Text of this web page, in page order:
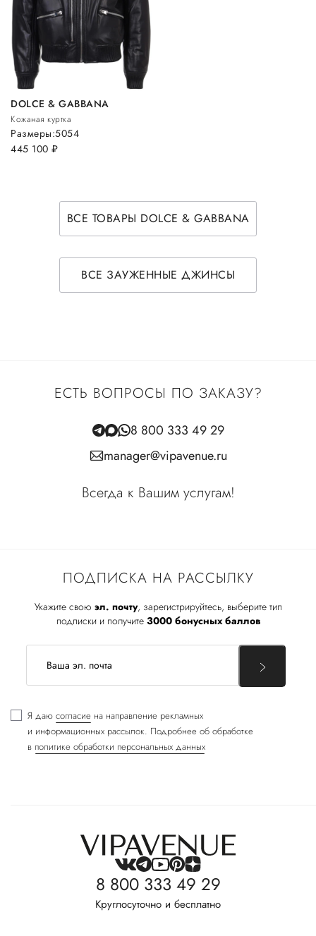
DOLCE & GABBANA
Кожаная куртка
445 100 руб.
Размеры:5054
ВСЕ ТОВАРЫ DOLCE & GABBANA
ВСЕ ЗАУЖЕННЫЕ ДЖИНСЫ
ПОДПИСКА НА РАССЫЛКУ
Укажите свою эл. почту, зарегистрируйтесь, выберите тип
подписки и получите 3000 бонусных баллов
Я даю согласие на направление рекламных
и информационных рассылок. Подробнее об обработке
в политике обработки персональных данных
ЕСТЬ ВОПРОСЫ ПО ЗАКАЗУ?
8 800 333 49 29
manager@vipavenue.ru
Всегда к Вашим услугам!
8 800 333 49 29
Круглосуточно и бесплатно